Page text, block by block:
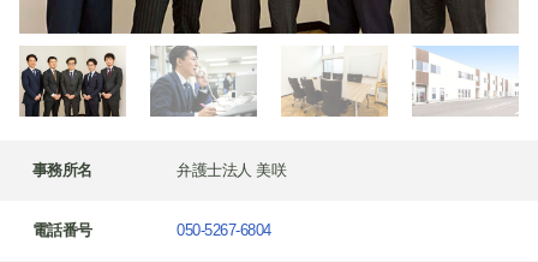
事務所名 弁護士法人 美咲
電話番号 050-5267-6804